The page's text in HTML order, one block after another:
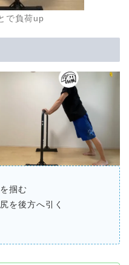
で負荷up
掴む
を後方へ引く